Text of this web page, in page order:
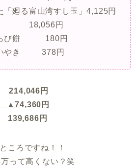
「廻る富山湾すし玉」4,125円
18,056円
らび餅 180円
いやき 378円
214,046円
円
円
ころですね！！
って高くない？笑